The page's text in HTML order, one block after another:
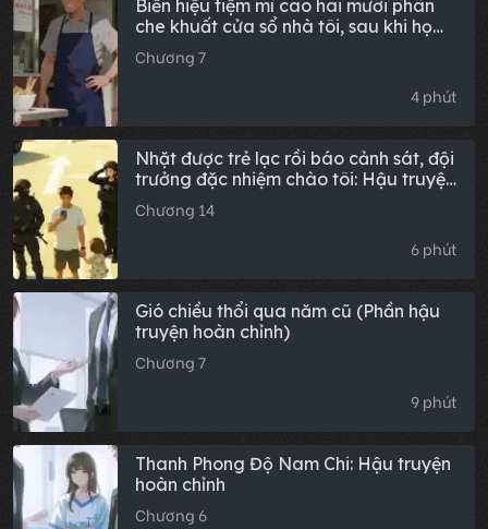
Biển hiệu tiệm mì cao hai mươi phân
che khuất cửa sổ nhà tôi, sau khi họ
dẹp tiệm thì chuyện gì xảy ra tiếp
theo?
Chương 7
4 phút
Nhặt được trẻ lạc rồi báo cảnh sát, đội
trưởng đặc nhiệm chào tôi: Hậu truyện
trọn bộ
Chương 14
6 phút
Gió chiều thổi qua năm cũ (Phần hậu
truyện hoàn chỉnh)
Chương 7
9 phút
Thanh Phong Độ Nam Chi: Hậu truyện
hoàn chỉnh
Chương 6